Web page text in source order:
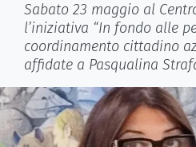
Sabato 23 maggio al
l’iniziativa “In fondo alle
coordinamento cittadino
affidate a Pasqualina